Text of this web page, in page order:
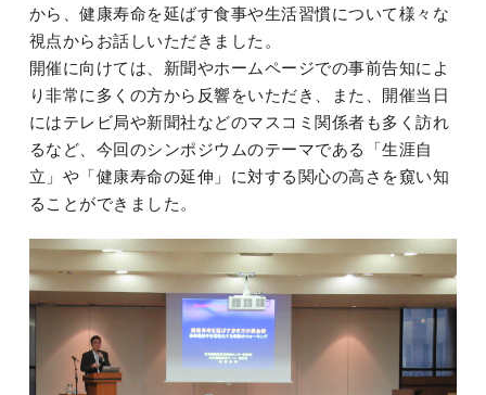
から、健康寿命を延ばす食事や生活習慣について様々な
視点からお話しいただきました。
開催に向けては、新聞やホームページでの事前告知によ
り非常に多くの方から反響をいただき、また、開催当日
にはテレビ局や新聞社などのマスコミ関係者も多く訪れ
るなど、今回のシンポジウムのテーマである「生涯自
立」や「健康寿命の延伸」に対する関心の高さを窺い知
ることができました。